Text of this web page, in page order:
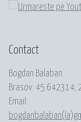
Contact
Bogdan Balaban
Brasov: 45.642314;
Email: